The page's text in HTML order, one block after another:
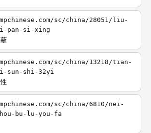
sc/china/28051/liu-
pan-si-xing
sc/china/13218/tian-
sun-shi-32yi
sc/china/6810/nei-
bu-lu-you-fa